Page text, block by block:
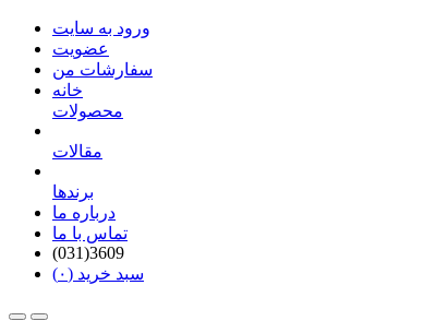
ورود به سایت
عضویت
سفارشات من
خانه
محصولات
مقالات
برندها
درباره ما
تماس با ما
(031)3609
سبد خرید (۰)